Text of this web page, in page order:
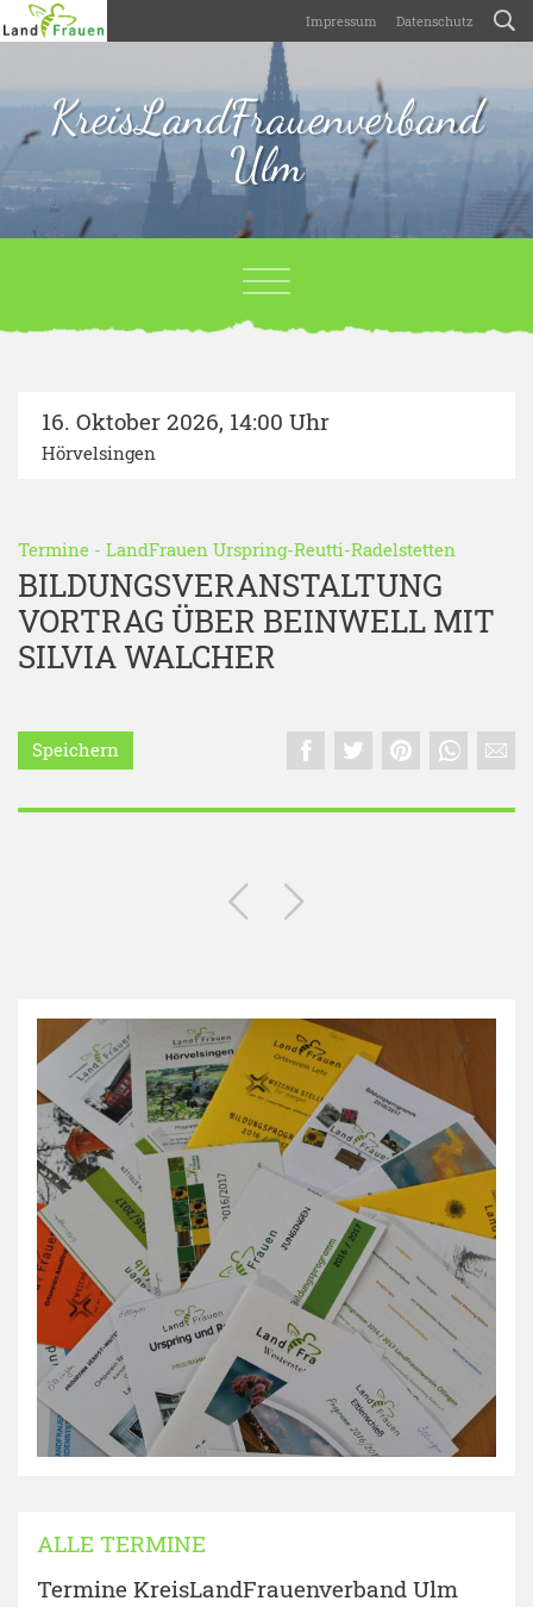
Impressum Datenschutz
KreisLandFrauenverband
Ulm
16. Oktober 2026, 14:00 Uhr
Hörvelsingen
Termine - LandFrauen Urspring-Reutti-Radelstetten
BILDUNGSVERANSTALTUNG
VORTRAG ÜBER BEINWELL MIT
SILVIA WALCHER
Speichern
ALLE TERMINE
Termine KreisLandFrauenverband Ulm